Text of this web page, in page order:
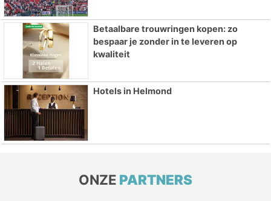
Betaalbare trouwringen kopen: zo
bespaar je zonder in te leveren op
kwaliteit
Hotels in Helmond
ONZE PARTNERS